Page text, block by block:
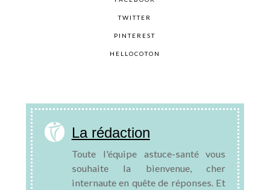
TWITTER
PINTEREST
HELLOCOTON
La rédaction
Toute l'équipe astuce-santé vous
souhaite la bienvenue, cher
internaute en quête de réponses. Et